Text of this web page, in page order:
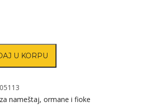
U KORPU
nameštaj, ormane i fioke